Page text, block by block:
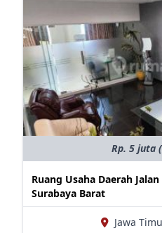
Rp. 5 juta
Ruang Usaha Daerah
Surabaya Barat
Jawa